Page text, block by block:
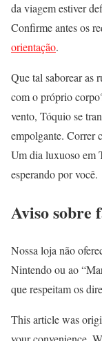
da viagem estiver
Confirme antes os
orientação.
Que tal saborear as
com o próprio
vento, Tóquio se
empolgante. Correr
Um dia luxuoso em
esperando por você.
Aviso sobre
Nossa loja não
Nintendo ou ao
que respeitam os
This article was